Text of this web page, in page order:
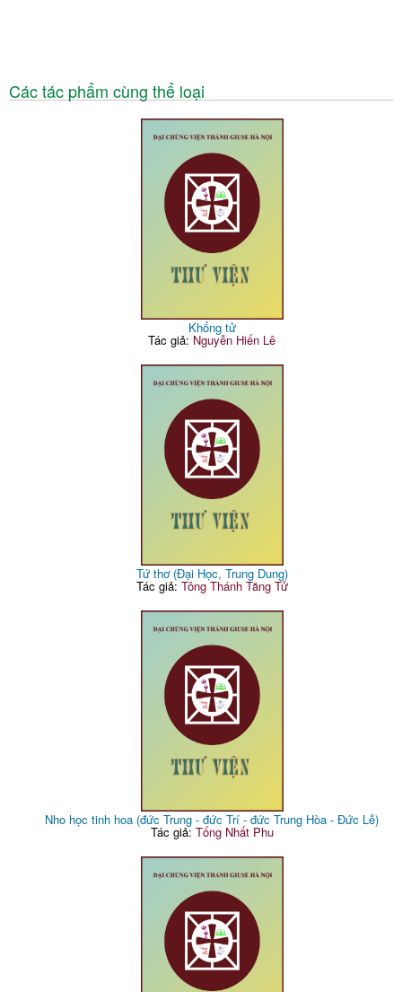
Các tác phẩm cùng thể loại
Khổng tử
Tác giả: Nguyễn Hiến Lê
Tứ thơ (Đại Học, Trung Dung)
Tác giả: Tông Thánh Tăng Tử
Nho học tinh hoa (đức Trung - đức Trí - đức Trung Hòa - Đức Lễ)
Tác giả: Tống Nhất Phu